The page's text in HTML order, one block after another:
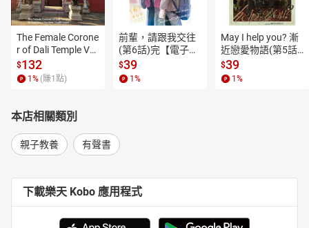
The Female Corone
r of Dali Temple Vo
l.6【有聲書】
$132
1 % (賺1 點)
前輩，請跟我交往
(第6話)完【電子
書】
$39
1 %
May I help you? 漸
近戀愛物語(第5話)
【電子書】
$39
1 %
本店相關類別
親子教養 有聲書
下載樂天 Kobo 應用程式